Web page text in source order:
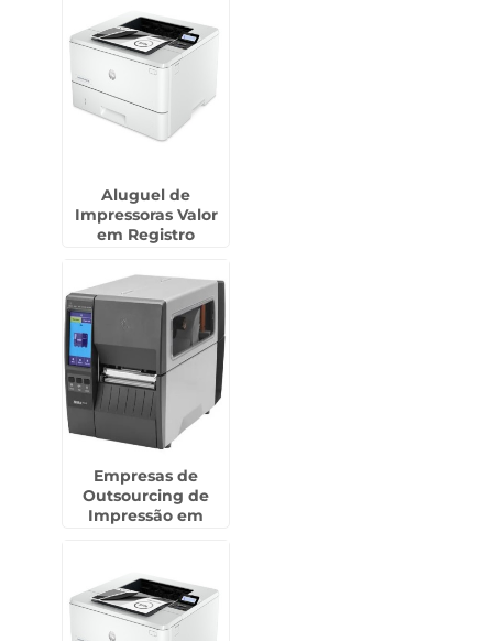
Aluguel de
Impressoras Valor
em Registro
Empresas de
Outsourcing de
Impressão em